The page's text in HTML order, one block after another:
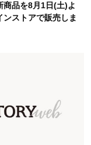
も今の心地よさを選
代、夏の「甘めト
商品を8月1日(土)よ
ンストアで販売しま